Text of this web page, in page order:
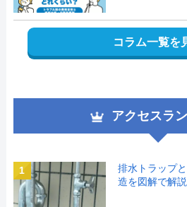
コラム一覧を
アクセスラ
1
排水トラップ
造を図解で解説